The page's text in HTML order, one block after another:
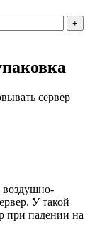
+
сервер
воздушно-
У такой
при падении на